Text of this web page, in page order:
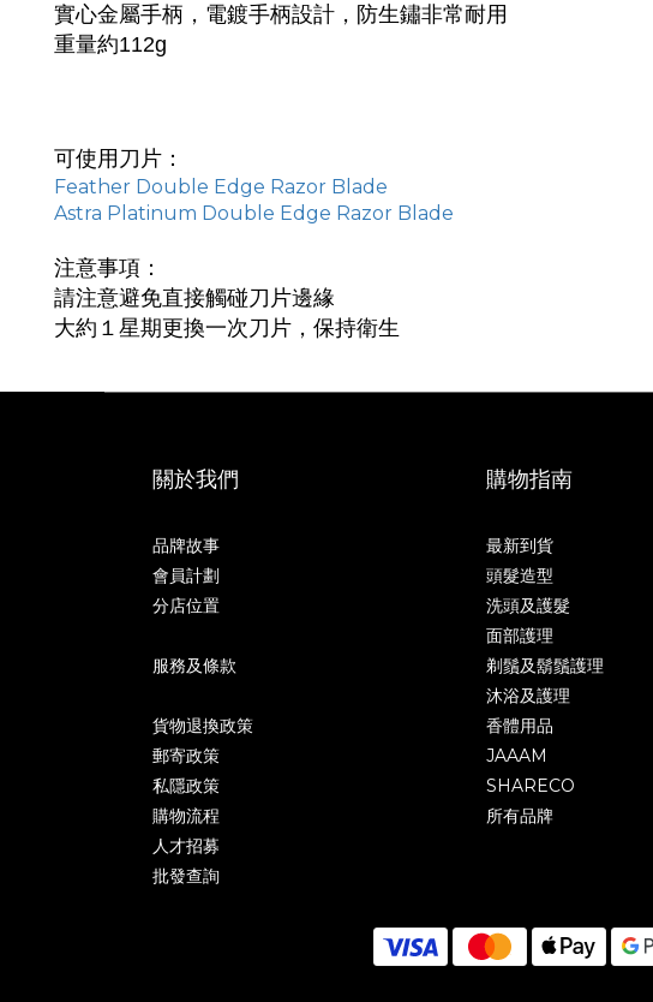
實心金屬手柄，電鍍手柄設計，防生鏽非常耐用
重量約112g
可使用刀片：
Feather Double Edge Razor Blade
Astra Platinum Double Edge Razor Blade
注意事項：
請注意避免直接觸碰刀片邊緣
大約１星期更換一次刀片，保持衛生
關於我們
品牌故事
會員計劃
分店位置
服務及條款
貨物退換政策
郵寄政策
私隱政策
購物流程
人才招募
批發查詢
購物指南
最新到貨
頭髮造型
洗頭及護髮
面部護理
剃鬚及鬍鬚護理
沐浴及護理
香體用品
JAAAM
SHARECO
所有品牌